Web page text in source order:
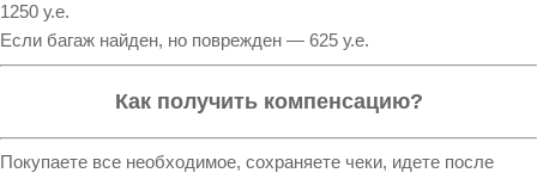
1250 у.е.
Если багаж найден, но поврежден — 625 у.е.
Как получить компенсацию?
Покупаете все необходимое, сохраняете чеки, идете после